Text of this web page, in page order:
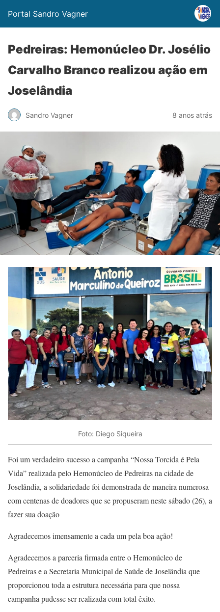
Portal Sandro Vagner
Pedreiras: Hemonúcleo Dr. Josélio
Carvalho Branco realizou ação em
Joselândia
Sandro Vagner 8 anos atrás
Foto: Diego Siqueira
Foi um verdadeiro sucesso a campanha “Nossa Torcida é Pela
Vida” realizada pelo Hemonúcleo de Pedreiras na cidade de
Joselândia, a solidariedade foi demonstrada de maneira numerosa
com centenas de doadores que se propuseram neste sábado (26), a
fazer sua doação
Agradecemos imensamente a cada um pela boa ação!
Agradecemos a parceria firmada entre o Hemonúcleo de
Pedreiras e a Secretaria Municipal de Saúde de Joselândia que
proporcionou toda a estrutura necessária para que nossa
campanha pudesse ser realizada com total êxito.